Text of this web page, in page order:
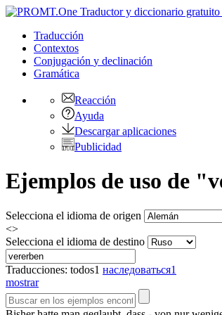
Traducción
Contextos
Conjugación y declinación
Gramática
Reacción
Ayuda
Descargar aplicaciones
Publicidad
Ejemplos de uso de
Selecciona el idioma de origen
<>
Selecciona el idioma de destino
Traducciones: todos1 наследоваться1
mostrar